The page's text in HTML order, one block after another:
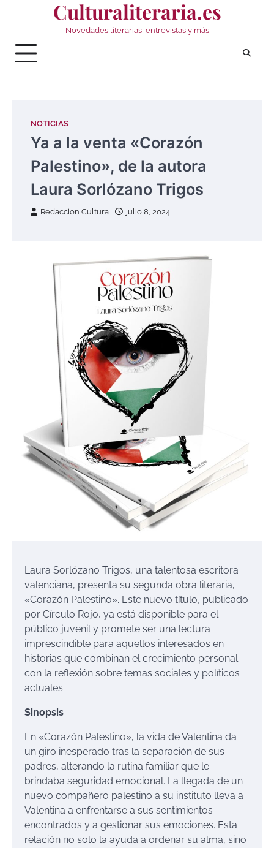
Culturaliteraria.es
Novedades literarias, entrevistas y más
NOTICIAS
Ya a la venta «Corazón
Palestino», de la autora
Laura Sorlózano Trigos
Redaccion Cultura julio 8, 2024
Laura Sorlózano Trigos, una talentosa escritora
valenciana, presenta su segunda obra literaria,
«Corazón Palestino». Este nuevo título, publicado
por Círculo Rojo, ya está disponible para el
público juvenil y promete ser una lectura
imprescindible para aquellos interesados en
historias que combinan el crecimiento personal
con la reflexión sobre temas sociales y políticos
actuales.
Sinopsis
En «Corazón Palestino», la vida de Valentina da
un giro inesperado tras la separación de sus
padres, alterando la rutina familiar que le
brindaba seguridad emocional. La llegada de un
nuevo compañero palestino a su instituto lleva a
Valentina a enfrentarse a sus sentimientos
encontrados y a gestionar sus emociones. Esta
relación no solo la ayuda a ordenar su alma, sino